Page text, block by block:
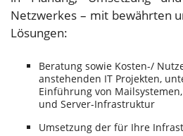
Netzwerkes – mit bewährten
Lösungen:
Beratung sowie Kosten-/
anstehenden IT Projekten,
Einführung von
und Server-Infrastruktur
Umsetzung der für Ihre